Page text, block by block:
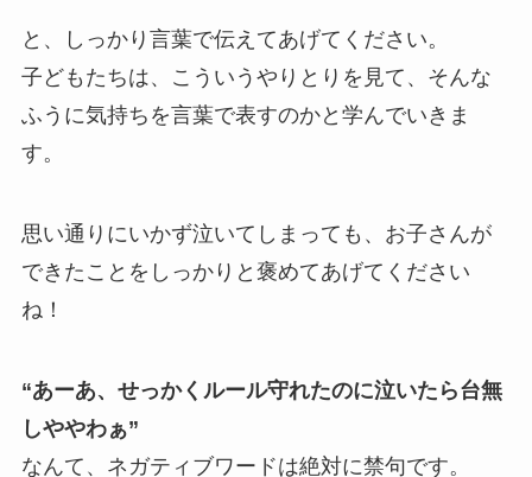
と、しっかり言葉で伝えてあげてください。
子どもたちは、こういうやりとりを見て、そんな
ふうに気持ちを言葉で表すのかと学んでいきま
す。
思い通りにいかず泣いてしまっても、お子さんが
できたことをしっかりと褒めてあげてください
ね！
“あーあ、せっかくルール守れたのに泣いたら台無
しややわぁ”
なんて、ネガティブワードは絶対に禁句です。